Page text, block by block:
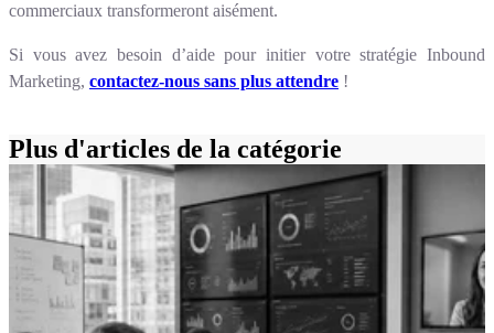
commerciaux transformeront aisément.
Si vous avez besoin d’aide pour initier votre stratégie Inbound
Marketing, contactez-nous sans plus attendre !
Plus d'articles de la catégorie